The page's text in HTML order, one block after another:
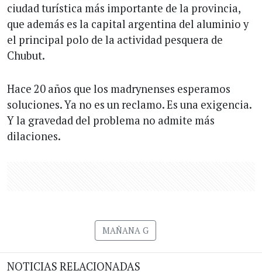
ciudad turística más importante de la provincia,
que además es la capital argentina del aluminio y
el principal polo de la actividad pesquera de
Chubut.
Hace 20 años que los madrynenses esperamos
soluciones. Ya no es un reclamo. Es una exigencia.
Y la gravedad del problema no admite más
dilaciones.
MAÑANA G
NOTICIAS RELACIONADAS